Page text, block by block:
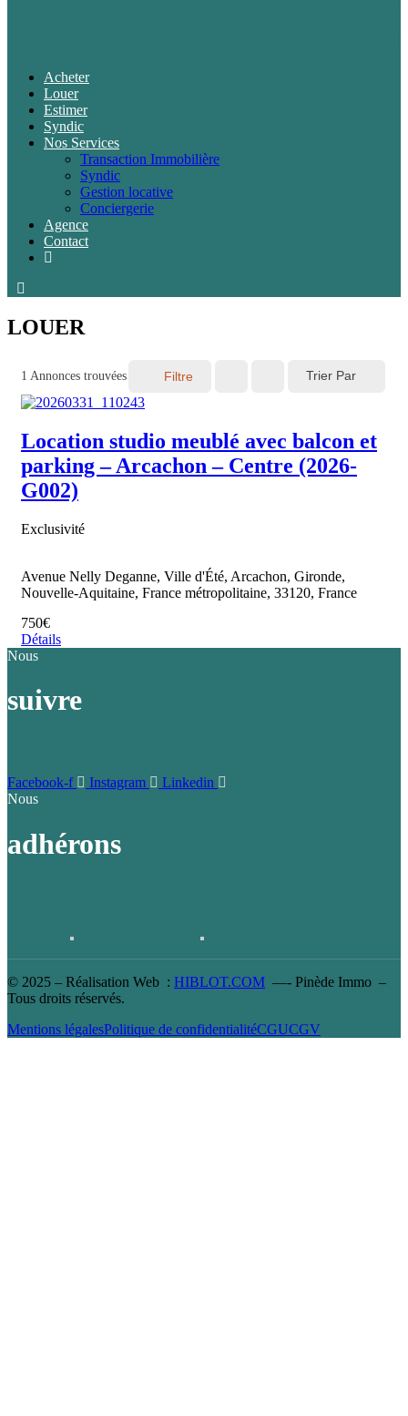
Acheter
Louer
Estimer
Syndic
Nos Services
Transaction Immobilière
Syndic
Gestion locative
Conciergerie
Agence
Contact
LOUER
1 Annonces trouvées Filtre Trier Par
Location studio meublé avec balcon et
parking – Arcachon – Centre (2026-
G002)
Exclusivité
Avenue Nelly Deganne, Ville d'Été, Arcachon, Gironde,
Nouvelle-Aquitaine, France métropolitaine, 33120, France
750€
Détails
Nous
suivre
Facebook-f Instagram
Linkedin
Nous
adhérons
© 2025 – Réalisation Web : HIBLOT.COM —- Pinède Immo –
Tous droits réservés.
Mentions légalesPolitique de confidentialitéCGUCGV